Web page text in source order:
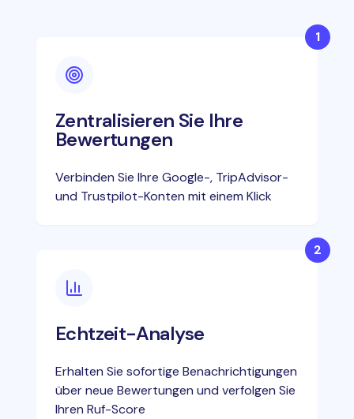
Zentralisieren Sie Ihre
Bewertungen
Verbinden Sie Ihre Google-, TripAdvisor-
und Trustpilot-Konten mit einem Klick
1
Echtzeit-Analyse
Erhalten Sie sofortige Benachrichtigungen
über neue Bewertungen und verfolgen Sie
Ihren Ruf-Score
2